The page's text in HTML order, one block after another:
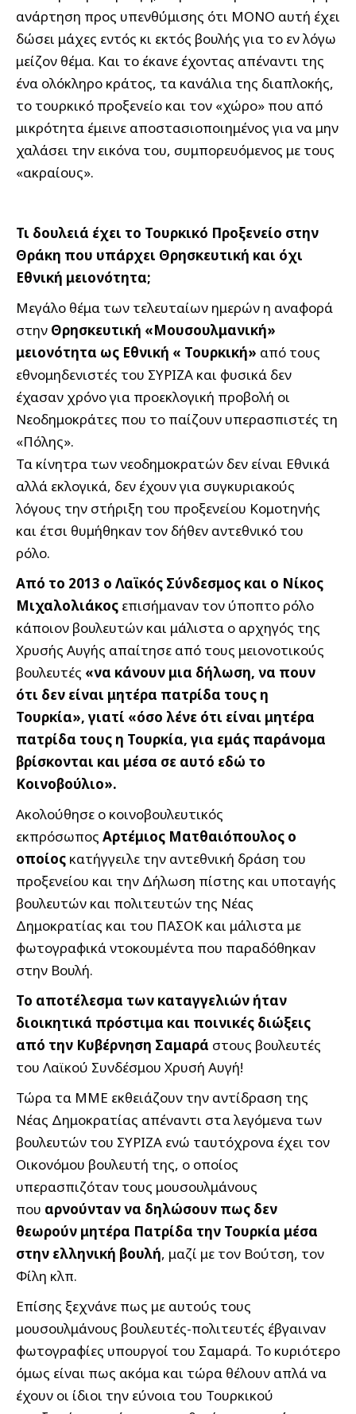
ανάρτηση προς υπενθύμισης ότι ΜΟΝΟ αυτή έχει
δώσει μάχες εντός κι εκτός βουλής για το εν λόγω
μείζον θέμα. Και το έκανε έχοντας απέναντι της
ένα ολόκληρο κράτος, τα κανάλια της διαπλοκής,
το τουρκικό προξενείο και τον «χώρο» που από
μικρότητα έμεινε αποστασιοποιημένος για να μην
χαλάσει την εικόνα του, συμπορευόμενος με τους
«ακραίους».
Τι δουλειά έχει το Τουρκικό Προξενείο στην
Θράκη που υπάρχει Θρησκευτική και όχι
Εθνική μειονότητα;
Μεγάλο θέμα των τελευταίων ημερών η αναφορά
στην Θρησκευτική «Μουσουλμανική»
μειονότητα ως Εθνική « Τουρκική» από τους
εθνομηδενιστές του ΣΥΡΙΖΑ και φυσικά δεν
έχασαν χρόνο για προεκλογική προβολή οι
Νεοδημοκράτες που το παίζουν υπερασπιστές τη
«Πόλης».
Τα κίνητρα των νεοδημοκρατών δεν είναι Εθνικά
αλλά εκλογικά, δεν έχουν για συγκυριακούς
λόγους την στήριξη του προξενείου Κομοτηνής
και έτσι θυμήθηκαν τον δήθεν αντεθνικό του
ρόλο.
Από το 2013 ο Λαϊκός Σύνδεσμος και ο Νίκος
Μιχαλολιάκος επισήμαναν τον ύποπτο ρόλο
κάποιον βουλευτών και μάλιστα ο αρχηγός της
Χρυσής Αυγής απαίτησε από τους μειονοτικούς
βουλευτές «να κάνουν μια δήλωση, να πουν
ότι δεν είναι μητέρα πατρίδα τους η
Τουρκία», γιατί «όσο λένε ότι είναι μητέρα
πατρίδα τους η Τουρκία, για εμάς παράνομα
βρίσκονται και μέσα σε αυτό εδώ το
Κοινοβούλιο».
Ακολούθησε ο κοινοβουλευτικός
εκπρόσωπος Αρτέμιος Ματθαιόπουλος ο
οποίος κατήγγειλε την αντεθνική δράση του
προξενείου και την Δήλωση πίστης και υποταγής
βουλευτών και πολιτευτών της Νέας
Δημοκρατίας και του ΠΑΣΟΚ και μάλιστα με
φωτογραφικά ντοκουμέντα που παραδόθηκαν
στην Βουλή.
Το αποτέλεσμα των καταγγελιών ήταν
διοικητικά πρόστιμα και ποινικές διώξεις
από την Κυβέρνηση Σαμαρά στους βουλευτές
του Λαϊκού Συνδέσμου Χρυσή Αυγή!
Τώρα τα ΜΜΕ εκθειάζουν την αντίδραση της
Νέας Δημοκρατίας απέναντι στα λεγόμενα των
βουλευτών του ΣΥΡΙΖΑ ενώ ταυτόχρονα έχει τον
Οικονόμου βουλευτή της, ο οποίος
υπερασπιζόταν τους μουσουλμάνους
που αρνούνταν να δηλώσουν πως δεν
θεωρούν μητέρα Πατρίδα την Τουρκία μέσα
στην ελληνική βουλή, μαζί με τον Βούτση, τον
Φίλη κλπ.
Επίσης ξεχνάνε πως με αυτούς τους
μουσουλμάνους βουλευτές-πολιτευτές έβγαιναν
φωτογραφίες υπουργοί του Σαμαρά. Το κυριότερο
όμως είναι πως ακόμα και τώρα θέλουν απλά να
έχουν οι ίδιοι την εύνοια του Τουρκικού